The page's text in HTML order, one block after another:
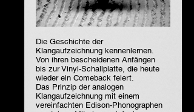
Die Geschichte der
Klangaufzeichnung kennenlernen.
Von ihren bescheidenen Anfängen
bis zur Vinyl-Schallplatte, die heute
wieder ein Comeback feiert.
Das Prinzip der analogen
Klangaufzeichnung mit einem
vereinfachten Edison-Phonographen